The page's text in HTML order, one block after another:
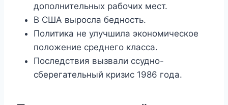
дополнительных рабочих мест.
В США выросла бедность.
Политика не улучшила экономическое
положение среднего класса.
Последствия вызвали ссудно-
сберегательный кризис 1986 года.